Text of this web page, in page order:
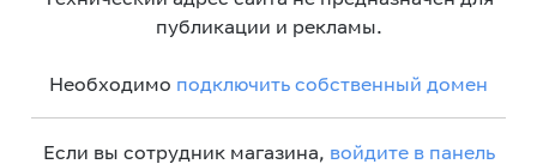
публикации и рекламы.
Необходимо подключить собственный домен
Если вы сотрудник магазина, войдите в панель